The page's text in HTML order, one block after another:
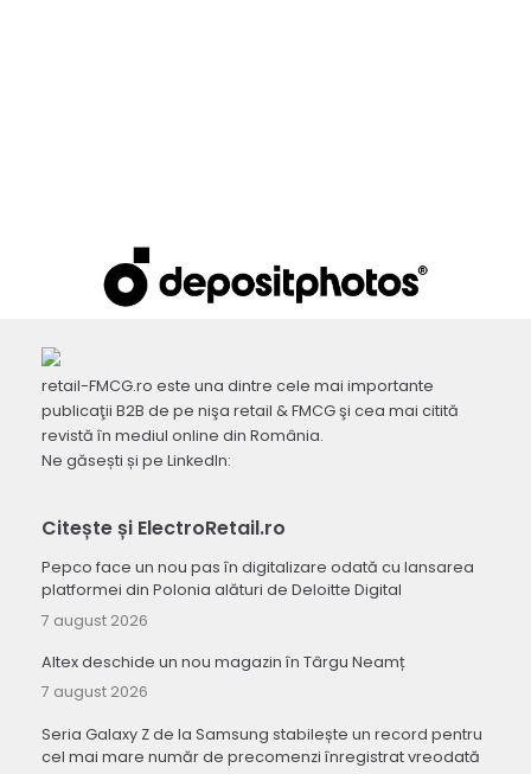
retail-FMCG.ro este una dintre cele mai importante
publicaţii B2B de pe nişa retail & FMCG şi cea mai citită
revistă în mediul online din România.
Ne găsești și pe LinkedIn:
Citește și ElectroRetail.ro
Pepco face un nou pas în digitalizare odată cu lansarea
platformei din Polonia alături de Deloitte Digital
7 august 2026
Altex deschide un nou magazin în Târgu Neamț
7 august 2026
Seria Galaxy Z de la Samsung stabilește un record pentru
cel mai mare număr de precomenzi înregistrat vreodată